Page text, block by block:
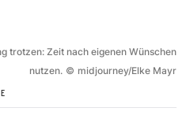
trotzen: Zeit nach eigenen Wünschen
nutzen. © midjourney/Elke Mayr